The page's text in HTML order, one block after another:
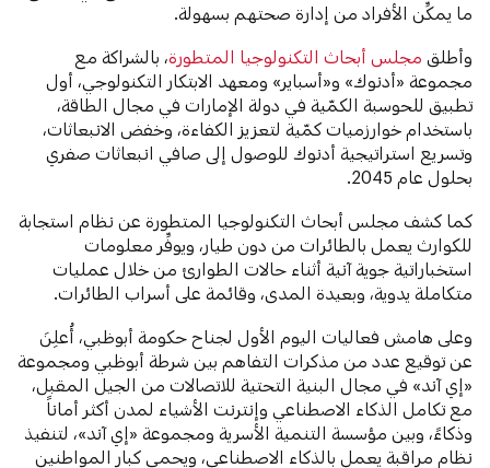
ما يمكِّن الأفراد من إدارة صحتهم بسهولة.
وأطلقمجلس أبحاث التكنولوجيا المتطورة، بالشراكة مع
مجموعة «أدنوك» و«أسباير» ومعهد الابتكار التكنولوجي، أول
تطبيق للحوسبة الكمّية في دولة الإمارات في مجال الطاقة،
باستخدام خوارزميات كمّية لتعزيز الكفاءة، وخفض الانبعاثات،
وتسريع استراتيجية أدنوك للوصول إلى صافي انبعاثات صفري
بحلول عام 2045.
كما كشف مجلس أبحاث التكنولوجيا المتطورة عن نظام استجابة
للكوارث يعمل بالطائرات من دون طيار، ويوفِّر معلومات
استخباراتية جوية آنية أثناء حالات الطوارئ من خلال عمليات
متكاملة يدوية، وبعيدة المدى، وقائمة على أسراب الطائرات.
وعلى هامش فعاليات اليوم الأول لجناح حكومة أبوظبي، أُعلِنَ
عن توقيع عدد من مذكرات التفاهم بين شرطة أبوظبي ومجموعة
«إي آند» في مجال البنية التحتية للاتصالات من الجيل المقبل،
مع تكامل الذكاء الاصطناعي وإنترنت الأشياء لمدن أكثر أماناً
وذكاءً، وبين مؤسسة التنمية الأسرية ومجموعة «إي آند»، لتنفيذ
نظام مراقبة يعمل بالذكاء الاصطناعي، ويحمي كبار المواطنين